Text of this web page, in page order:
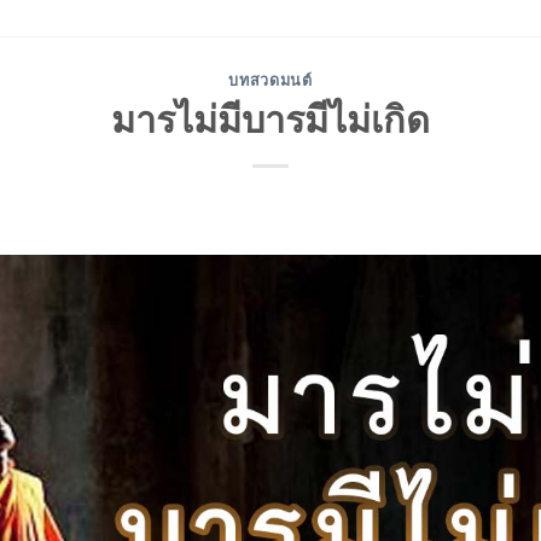
บทสวดมนต์
มารไม่มีบารมีไม่เกิด